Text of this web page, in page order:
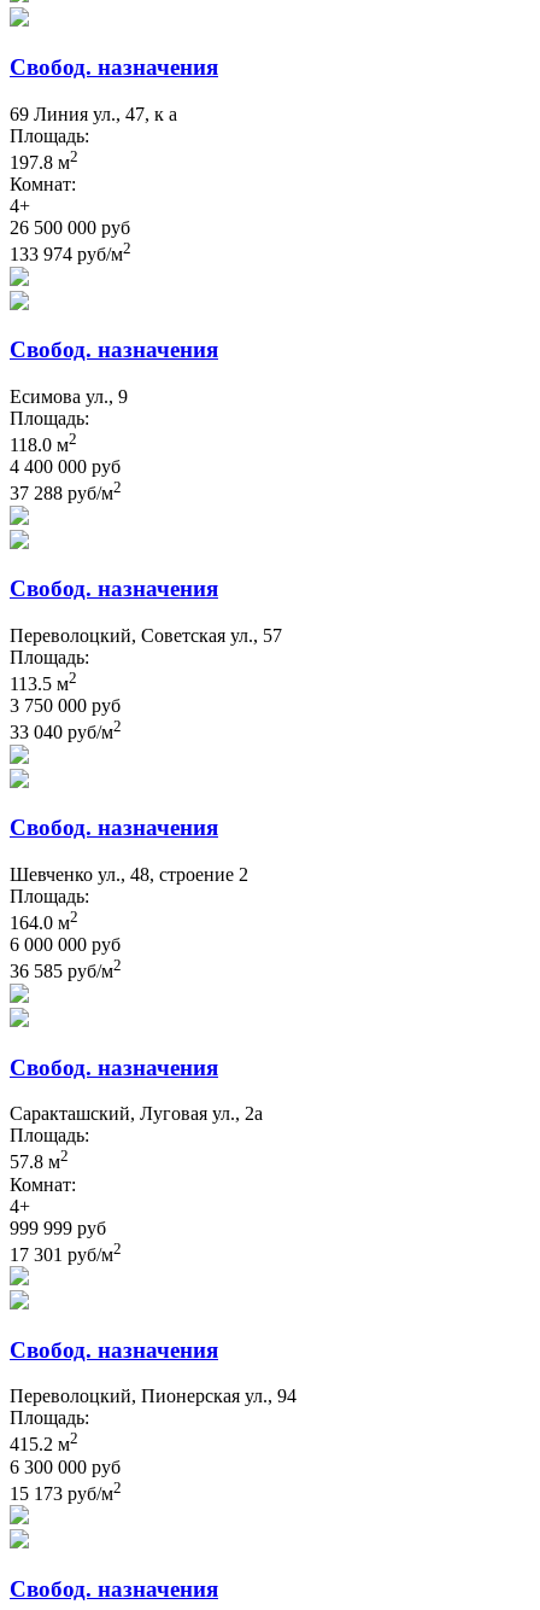
Свобод. назначения
69 Линия ул., 47, к а
Площадь:
197.8 м2
Комнат:
4+
26 500 000 руб
133 974 руб/м2
Свобод. назначения
Есимова ул., 9
Площадь:
118.0 м2
4 400 000 руб
37 288 руб/м2
Свобод. назначения
Переволоцкий, Советская ул., 57
Площадь:
113.5 м2
3 750 000 руб
33 040 руб/м2
Свобод. назначения
Шевченко ул., 48, строение 2
Площадь:
164.0 м2
6 000 000 руб
36 585 руб/м2
Свобод. назначения
Саракташский, Луговая ул., 2а
Площадь:
57.8 м2
Комнат:
4+
999 999 руб
17 301 руб/м2
Свобод. назначения
Переволоцкий, Пионерская ул., 94
Площадь:
415.2 м2
6 300 000 руб
15 173 руб/м2
Свобод. назначения